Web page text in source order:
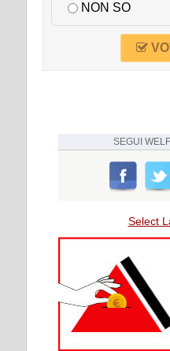
NON SO
SEGUI
Select